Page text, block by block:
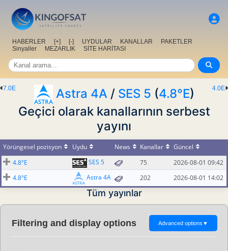
HABERLER [+] [-] UYDULAR KANALLAR
PAKETLER
Sinyaller
MEZARLIK SİTE HARİTASI
4.0E
7.0E Astra 4A / SES 5 (4.8°E)
Geçici olarak kanallarının serbest
yayını
Yörüngesel pozisyon Uydu News Kanallar
Güncel
4.8°E
SES 5 75
2026-08-01 09:42
4.8°E
Astra 4A 202 2026-08-01 14:02
Tüm yayınlar
Filtering and display options Advanced options ▼